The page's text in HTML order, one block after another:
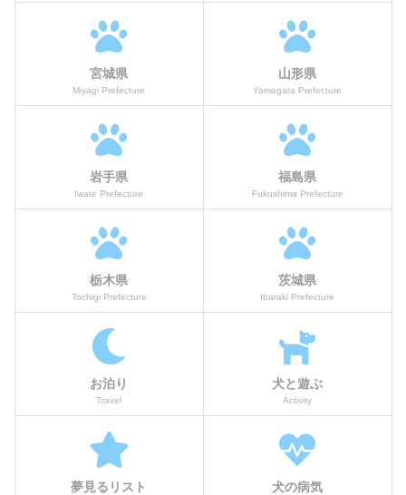
宮城県
Miyagi Prefecture
山形県
Yamagata Prefecture
岩手県
Iwate Prefecture
福島県
Fukushima Prefecture
栃木県
Tochigi Prefecture
茨城県
Ibaraki Prefecture
お泊り
Travel
犬と遊ぶ
Activity
夢見るリスト 犬の病気